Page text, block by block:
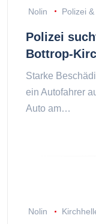
Nolin Polizei
Polizei
Bottrop-
Starke
ein Autofahrer
Auto am…
Nolin